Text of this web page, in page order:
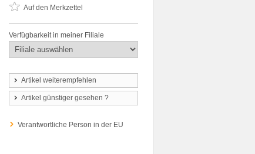
Auf den Merkzettel
Verfügbarkeit in meiner Filiale
Artikel weiterempfehlen
Artikel günstiger gesehen ?
Verantwortliche Person in der EU